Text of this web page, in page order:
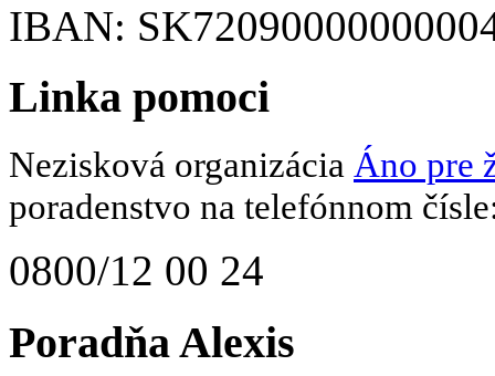
IBAN:
Linka pomoci
Nezisková organizácia Áno pre
poradenstvo na telefónnom
0800/12 00 24
Poradňa Alexis